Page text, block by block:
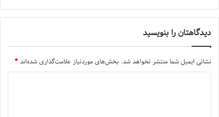
دیدگاهتان را بنویسید
نشانی ایمیل شما منتشر نخواهد شد. بخش‌های موردنیاز علامت‌گذاری شده‌اند*